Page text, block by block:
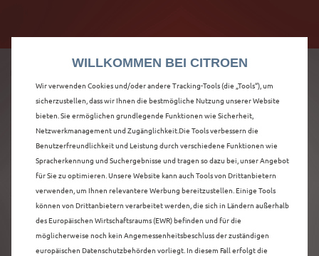
ENTDECKEN SIE ALLE
Ë-C3 AIRCROSS
VORFÜHRWAGEN IN
BRAUNSCHWEIG
WILLKOMMEN BEI CITROEN
Wir verwenden Cookies und/oder andere Tracking-Tools (die „Tools“), um
sicherzustellen, dass wir Ihnen die bestmögliche Nutzung unserer Website
bieten. Sie ermöglichen grundlegende Funktionen wie Sicherheit,
Netzwerkmanagement und Zugänglichkeit.Die Tools verbessern die
Benutzerfreundlichkeit und Leistung durch verschiedene Funktionen wie
Spracherkennung und Suchergebnisse und tragen so dazu bei, unser Angebot
für Sie zu optimieren. Unsere Website kann auch Tools von Drittanbietern
verwenden, um Ihnen relevantere Werbung bereitzustellen. Einige Tools
können von Drittanbietern verarbeitet werden, die sich in Ländern außerhalb
des Europäischen Wirtschaftsraums (EWR) befinden und für die
möglicherweise noch kein Angemessenheitsbeschluss der zuständigen
europäischen Datenschutzbehörden vorliegt. In diesem Fall erfolgt die